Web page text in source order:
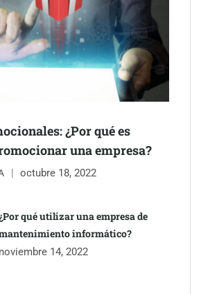
estética: el avance de los exosomas en
gestión administrativa: la gestoría
y valor práctico
¿Por qué es
una empresa?
octubre 18, 2022
qué utilizar una empresa de
informático?
noviembre 14, 2022